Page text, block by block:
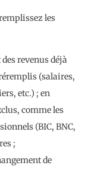
les
revenus déjà
(salaires,
etc.) ; en
comme les
(BIC, BNC,
;
de